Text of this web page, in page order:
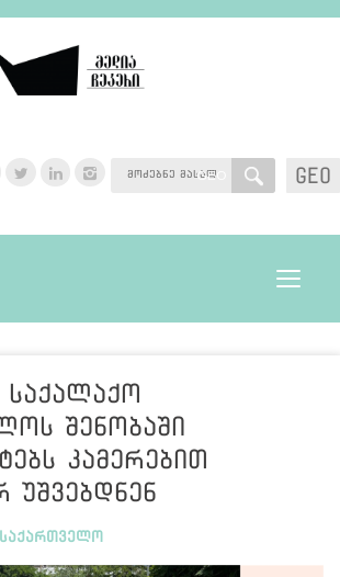
GEO
GEO
Toggle
საქალაქო
შენობაში
კამერებით
უშვებდნენ
საქართველო